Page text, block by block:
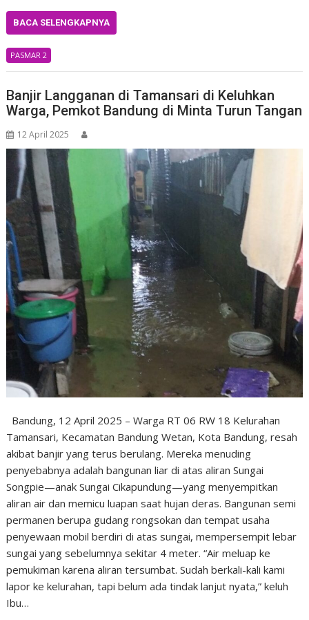
BACA SELENGKAPNYA
PASMAR 2
Banjir Langganan di Tamansari di Keluhkan
Warga, Pemkot Bandung di Minta Turun Tangan
12 April 2025
Bandung, 12 April 2025 – Warga RT 06 RW 18 Kelurahan
Tamansari, Kecamatan Bandung Wetan, Kota Bandung, resah
akibat banjir yang terus berulang. Mereka menuding
penyebabnya adalah bangunan liar di atas aliran Sungai
Songpie—anak Sungai Cikapundung—yang menyempitkan
aliran air dan memicu luapan saat hujan deras. Bangunan semi
permanen berupa gudang rongsokan dan tempat usaha
penyewaan mobil berdiri di atas sungai, mempersempit lebar
sungai yang sebelumnya sekitar 4 meter. “Air meluap ke
pemukiman karena aliran tersumbat. Sudah berkali-kali kami
lapor ke kelurahan, tapi belum ada tindak lanjut nyata,” keluh
Ibu…